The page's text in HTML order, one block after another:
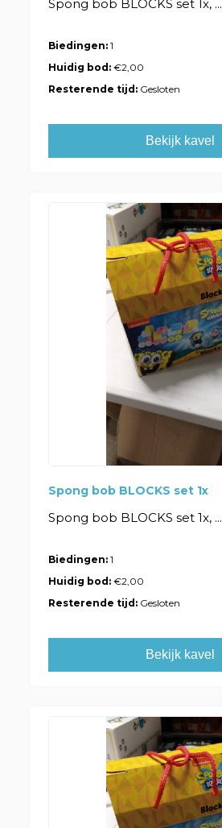
Spong bob BLOCKS set 1x, ...
Biedingen: 1
Huidig bod:€2,00
Resterende tijd: Gesloten
Bekijk kavel
Spong bob BLOCKS set 1x
Spong bob BLOCKS set 1x, ...
Biedingen: 1
Huidig bod:€2,00
Resterende tijd: Gesloten
Bekijk kavel